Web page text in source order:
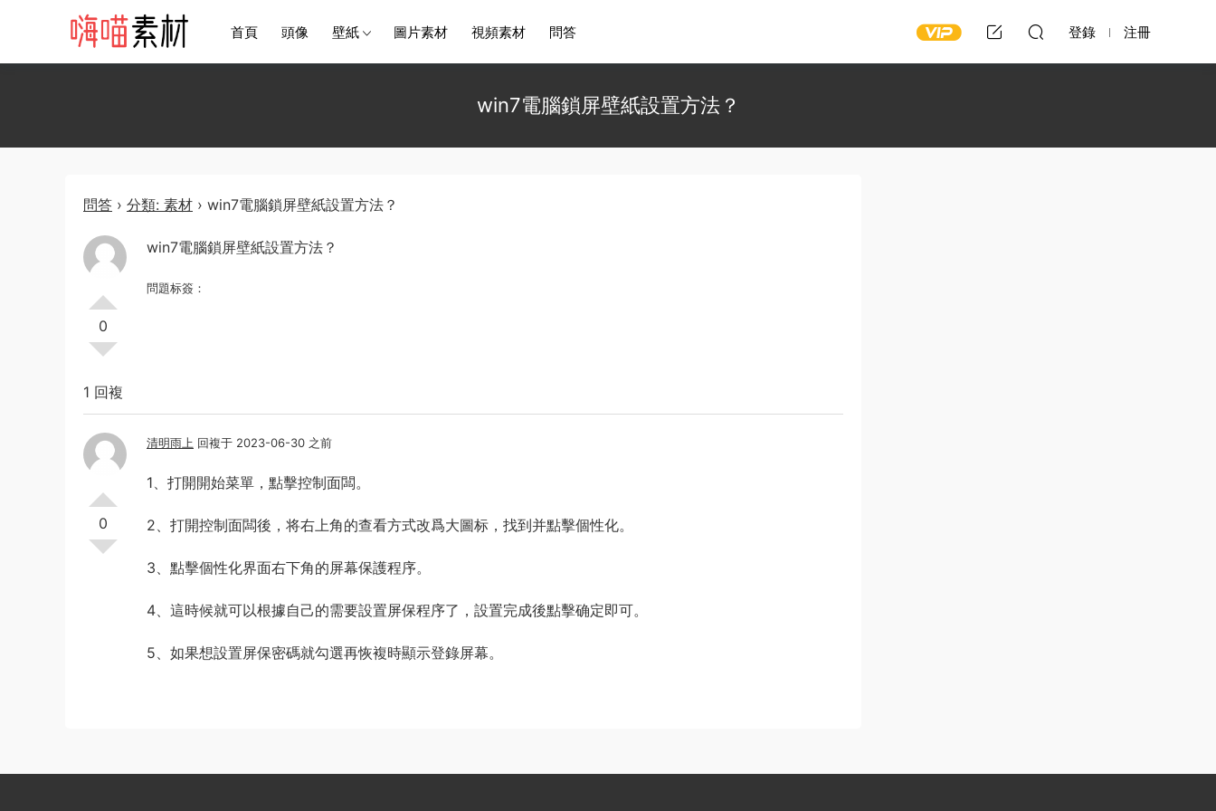
首頁 頭像 壁紙 圖片素材 視頻素材 問答 登錄 注冊
win7電腦鎖屏壁紙設置方法？
問答 › 分類: 素材 › win7電腦鎖屏壁紙設置方法？
0
win7電腦鎖屏壁紙設置方法？
問題标簽：
1 回複
0
清明雨上 回複于 2023-06-30 之前
1、打開開始菜單，點擊控制面闆。
2、打開控制面闆後，将右上角的查看方式改爲大圖标，找到并點擊個性化。
3、點擊個性化界面右下角的屏幕保護程序。
4、這時候就可以根據自己的需要設置屏保程序了，設置完成後點擊确定即可。
5、如果想設置屏保密碼就勾選再恢複時顯示登錄屏幕。